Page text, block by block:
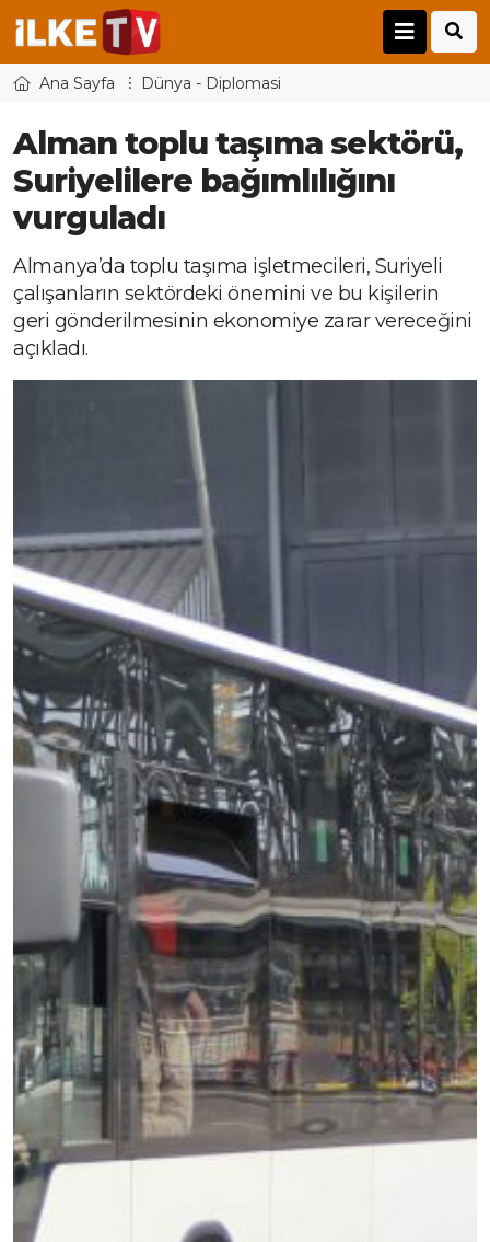
Ana Sayfa Dünya - Diplomasi
Alman toplu taşıma sektörü,
Suriyelilere bağımlılığını
vurguladı
Almanya’da toplu taşıma işletmecileri, Suriyeli
çalışanların sektördeki önemini ve bu kişilerin
geri gönderilmesinin ekonomiye zarar vereceğini
açıkladı.